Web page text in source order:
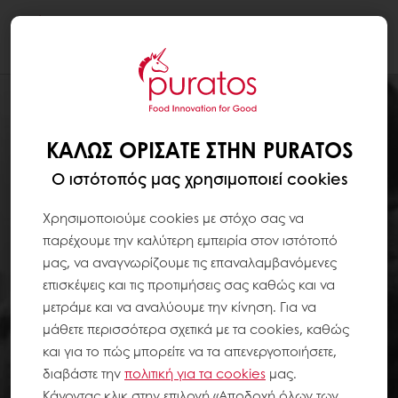
ΚΑΛΏΣ ΟΡΊΣΑΤΕ ΣΤΗΝ PURATOS
Ο ιστότοπός μας χρησιμοποιεί cookies
Χρησιμοποιούμε cookies με στόχο σας να
παρέχουμε την καλύτερη εμπειρία στον ιστότοπό
μας, να αναγνωρίζουμε τις επαναλαμβανόμενες
επισκέψεις και τις προτιμήσεις σας καθώς και να
μετράμε και να αναλύουμε την κίνηση. Για να
μάθετε περισσότερα σχετικά με τα cookies, καθώς
και για το πώς μπορείτε να τα απενεργοποιήσετε,
διαβάστε τηνπολιτική για τα cookies μας.